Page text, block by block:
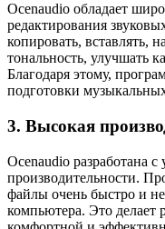
Ocenaudio обладает
редактирования
копировать, вставлять,
тональность, улучшать
Благодаря этому,
подготовки
3. Высокая
Ocenaudio разработана
производительности.
файлы очень быстро и
компьютера. Это делает